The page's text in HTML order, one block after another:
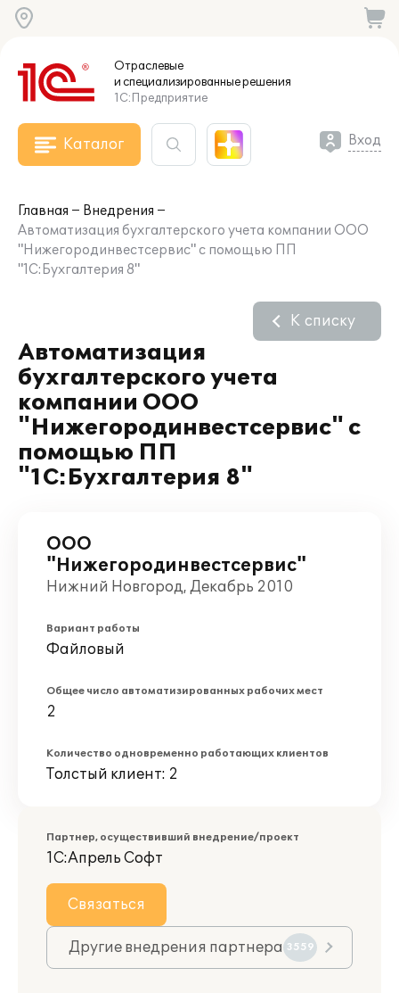
Отраслевые
и специализированныерешения
1С:Предприятие
Каталог Вход
Главная
Внедрения
Автоматизация бухгалтерского учета компании ООО
"Нижегородинвестсервис" с помощью ПП
"1С:Бухгалтерия 8"
Автоматизация
бухгалтерского учета
компании ООО
"Нижегородинвестсервис" с
помощью ПП
"1С:Бухгалтерия 8"
К списку
ООО
"Нижегородинвестсервис"
Нижний Новгород, Декабрь 2010
Вариант работы
Файловый
Общее число автоматизированных рабочих мест
2
Количество одновременно работающих клиентов
Толстый клиент: 2
Партнер, осуществивший внедрение/проект
1С:Апрель Софт
Связаться
Другие внедрения партнера 3559